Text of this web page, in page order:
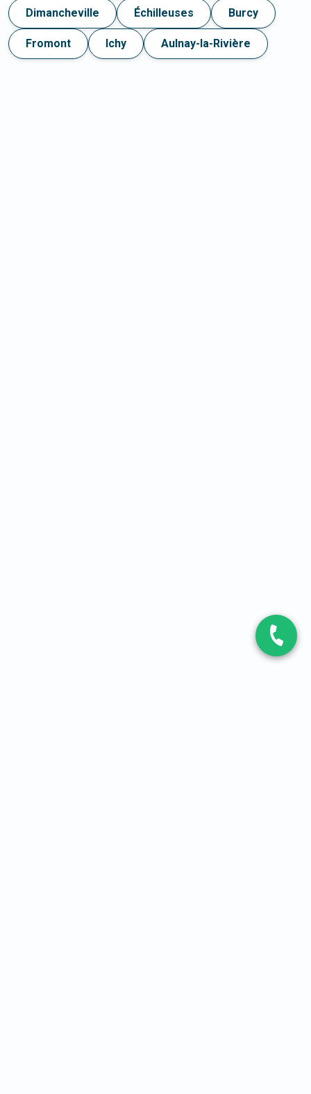
Dimancheville Échilleuses Burcy
Fromont Ichy Aulnay-la-Rivière